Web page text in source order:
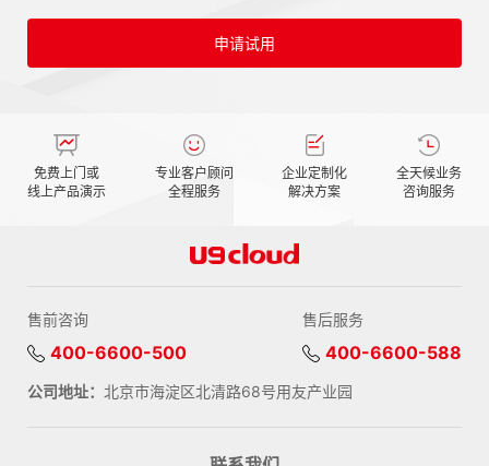
申请试用
免费上门或
线上产品演示
专业客户顾问
全程服务
企业定制化
解决方案
全天候业务
咨询服务
售前咨询
400-6600-500
售后服务
400-6600-588
公司地址： 北京市海淀区北清路68号用友产业园